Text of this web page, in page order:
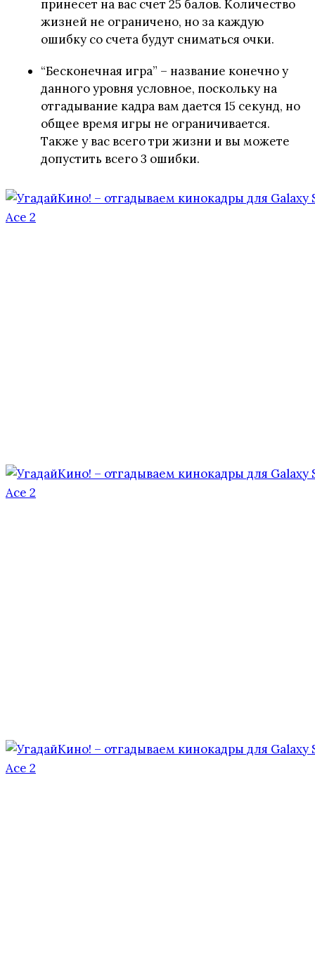
принесет на вас счет 25 балов. Количество
жизней не ограничено, но за каждую
ошибку со счета будут сниматься очки.
“Бесконечная игра” – название конечно у
данного уровня условное, поскольку на
отгадывание кадра вам дается 15 секунд, но
общее время игры не ограничивается.
Также у вас всего три жизни и вы можете
допустить всего 3 ошибки.